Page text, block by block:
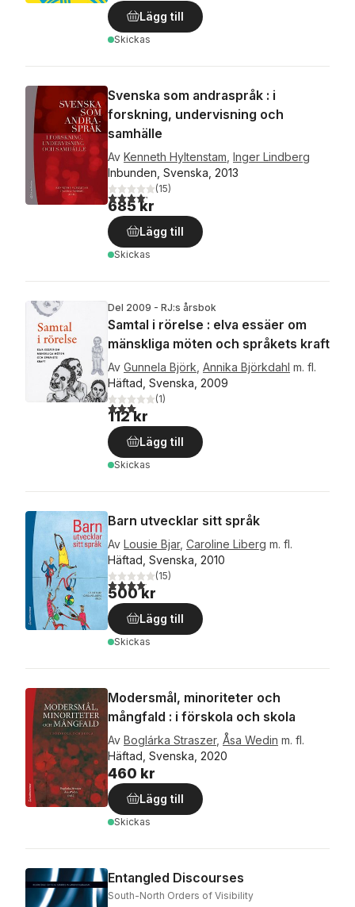
Lägg till
Skickas
Svenska som andraspråk : i
forskning, undervisning och
samhälle
Av Kenneth Hyltenstam Inger Lindberg
Inbunden, Svenska, 2013
4,2utav 5 stjärnor. Totalt antal röster:
(15)
685 kr
Lägg till
Skickas
Del 2009 - RJ:s årsbok
Samtal i rörelse : elva essäer om
mänskliga möten och språkets kraft
Av Gunnela Björk Annika Björkdahl m. fl.
Häftad, Svenska, 2009
3,0utav 5 stjärnor. Totalt antal röster:
(1)
112 kr
Lägg till
Skickas
Barn utvecklar sitt språk
Av Lousie Bjar, Caroline Liberg m. fl.
Häftad, Svenska, 2010
4,1utav 5 stjärnor. Totalt antal röster:
(15)
500 kr
Lägg till
Skickas
Modersmål, minoriteter och
mångfald : i förskola och skola
Av Boglárka Straszer, Åsa Wedin m. fl.
Häftad, Svenska, 2020
460 kr
Lägg till
Skickas
Entangled Discourses
South-North Orders of Visibility